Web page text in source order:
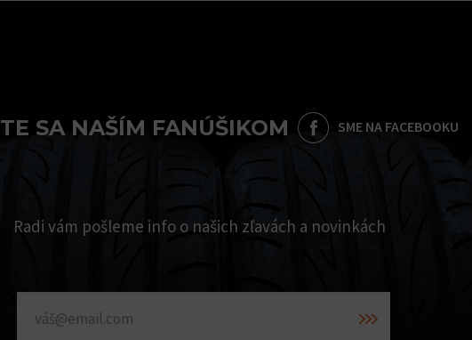
SA NAŠÍM FANÚŠIKOM SME NA FACEBOOKU
Radi vám pošleme info o našich zľavách a novinkách